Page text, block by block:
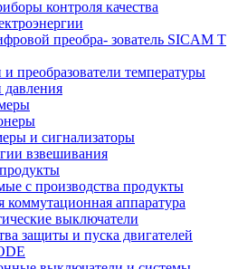
контроля качества
преобра- зователь SICAM T
преобразователи температуры
давления
и сигнализаторы
взвешивания
с производства продукты
коммутационная аппаратура
выключатели
защиты и пуска двигателей